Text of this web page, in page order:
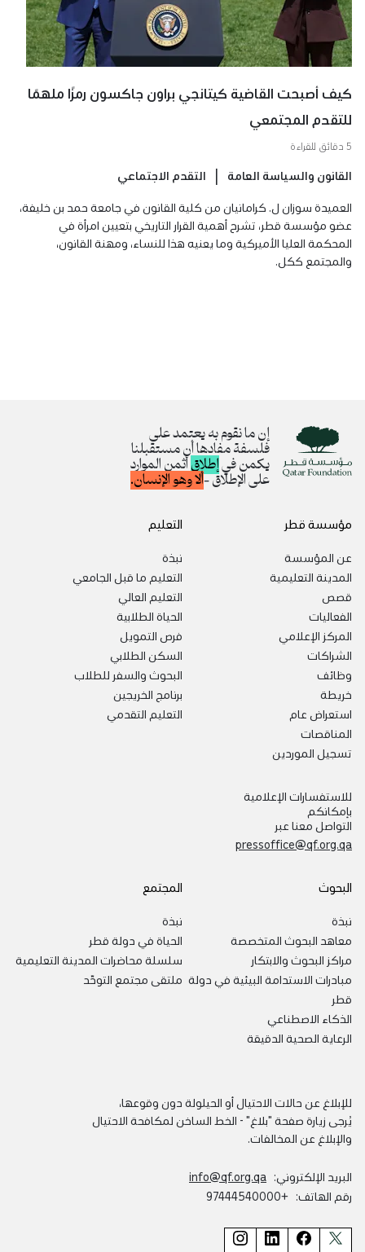
كيف أصبحت القاضية كيتانجي براون جاكسون رمزًا ملهمًا
للتقدم المجتمعي
5 دقائق للقراءة
القانون والسياسة العامة التقدم الاجتماعي
العميدة سوزان ل. كرامانيان من كلية القانون في جامعة حمد بن خليفة،
عضو مؤسسة قطر، تشرح أهمية القرار التاريخي بتعيين امرأة في
المحكمة العليا الأميركية وما يعنيه هذا للنساء، ومهنة القانون،
والمجتمع ككل.
إن ما نقوم به يعتمد على
فلسفة مفادها أن مستقبلنا
يكمن فيإطلاق أثمن الموارد
على الإطلاق –ألا وهو الإنسان.
مؤسسة قطر
عن المؤسسة
المدينة التعليمية
قصص
الفعاليات
المركز الإعلامي
الشراكات
وظائف
خريطة
استعراض عام
المناقصات
تسجيل الموردين
للاستفسارات الإعلامية
بإمكانكم
التواصل معنا عبر
pressoffice@qf.org.qa
التعليم
نبذة
التعليم ما قبل الجامعي
التعليم العالي
الحياة الطلابية
فرص التمويل
السكن الطلابي
البحوث والسفر للطلاب
برنامج الخريجين
التعليم التقدمي
البحوث
نبذة
معاهد البحوث المتخصصة
مراكز البحوث والابتكار
مبادرات الاستدامة البيئية في دولة
قطر
الذكاء الاصطناعي
الرعاية الصحية الدقيقة
المجتمع
نبذة
الحياة في دولة قطر
سلسلة محاضرات المدينة التعليمية
ملتقى مجتمع التوحّد
للإبلاغ عن حالات الاحتيال أو الحيلولة دون وقوعها،
يُرجى زيارة صفحة "بلاغ" - الخط الساخن لمكافحة الاحتيال
والإبلاغ عن المخالفات.
البريد الإلكتروني: info@qf.org.qa
رقم الهاتف: +97444540000